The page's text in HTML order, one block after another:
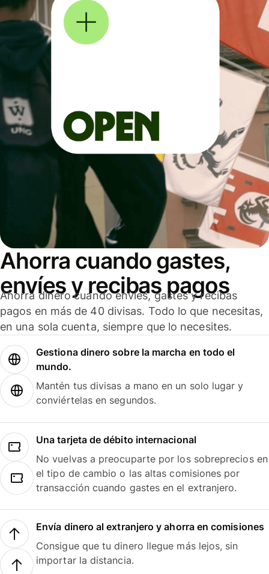
Ahorra cuando gastes,
envíes y recibas pagos
Ahorra dinero cuando envíes, gastes y recibas
pagos en más de 40 divisas. Todo lo que necesitas,
en una sola cuenta, siempre que lo necesites.
Gestiona dinero sobre la marcha en todo el
mundo.
Mantén tus divisas a mano en un solo lugar y
conviértelas en segundos.
Una tarjeta de débito internacional
No vuelvas a preocuparte por los sobreprecios en
el tipo de cambio o las altas comisiones por
transacción cuando gastes en el extranjero.
Envía dinero al extranjero y ahorra en comisiones
Consigue que tu dinero llegue más lejos, sin
importar la distancia.